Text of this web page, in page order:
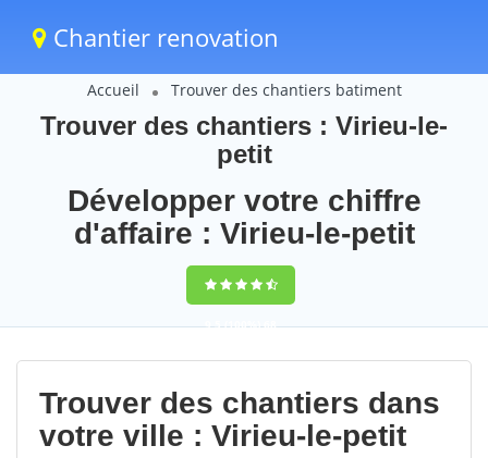
Chantier renovation
Accueil Trouver des chantiers batiment
Trouver des chantiers : Virieu-le-
petit
Développer votre chiffre
d'affaire : Virieu-le-petit
9,5(100%)68
votes
Trouver des chantiers dans
votre ville : Virieu-le-petit